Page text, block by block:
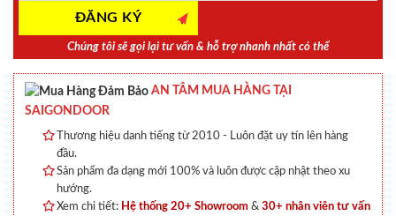
Chúng tôi sẽ gọi lại tư vấn & hỗ trợ nhanh nhất có thể
AN TÂM MUA HÀNG TẠI
SAIGONDOOR
Thương hiệu danh tiếng từ 2010 - Luôn đặt uy tín lên hàng
đầu.
Sản phẩm đa dạng mới 100% và luôn được cập nhật theo xu
hướng.
Xem chi tiết: Hệ thống 20+ Showroom & 30+ nhân viên tư vấn